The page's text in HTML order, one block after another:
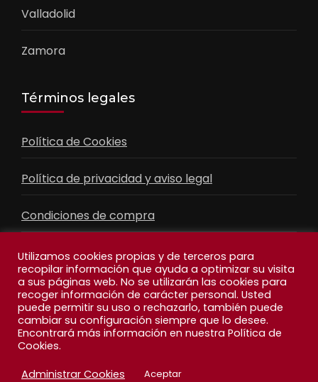
Valladolid
Zamora
Términos legales
Política de Cookies
Política de privacidad y aviso legal
Condiciones de compra
Contacto
Facebook
Feed
Utilizamos cookies propias y de terceros para
recopilar información que ayuda a optimizar su visita
a sus páginas web. No se utilizarán las cookies para
recoger información de carácter personal. Usted
puede permitir su uso o rechazarlo, también puede
cambiar su configuración siempre que lo desee.
Encontrará más información en nuestra Política de
Cookies.
Administrar Cookies
Aceptar